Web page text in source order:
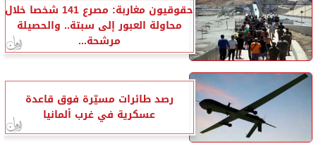
حقوقيون مغاربة: مصرع 141 شخصا خلال
محاولة العبور إلى سبتة.. والحصيلة
مرشحة...
رصد طائرات مسيّرة فوق قاعدة
عسكرية في غرب ألمانيا